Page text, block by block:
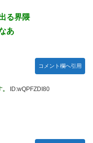
る界隈
あ
コメント欄へ引用
ID:wQPFZDI80